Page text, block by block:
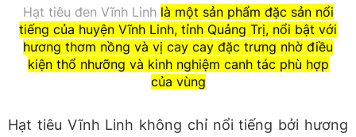
Hạt tiêu đen Vĩnh Linh là một sản phẩm đặc sản nổi
tiếng của huyện Vĩnh Linh, tỉnh Quảng Trị, nổi bật với
hương thơm nồng và vị cay cay đặc trưng nhờ điều
kiện thổ nhưỡng và kinh nghiệm canh tác phù hợp
của vùng
Hạt tiêu Vĩnh Linh không chỉ nổi tiếng bởi hương